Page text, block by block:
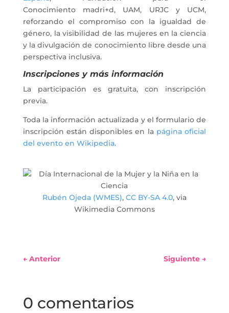
Conocimiento madri+d, UAM, URJC y UCM,
reforzando el compromiso con la igualdad de
género, la visibilidad de las mujeres en la ciencia
y la divulgación de conocimiento libre desde una
perspectiva inclusiva.
Inscripciones y más información
La participación es gratuita, con inscripción
previa.
Toda la información actualizada y el formulario de
inscripción están disponibles en la página oficial
del evento en Wikipedia.
Rubén Ojeda (WMES), CC BY-SA 4.0, via
Wikimedia Commons
← Anterior Siguiente →
0 comentarios